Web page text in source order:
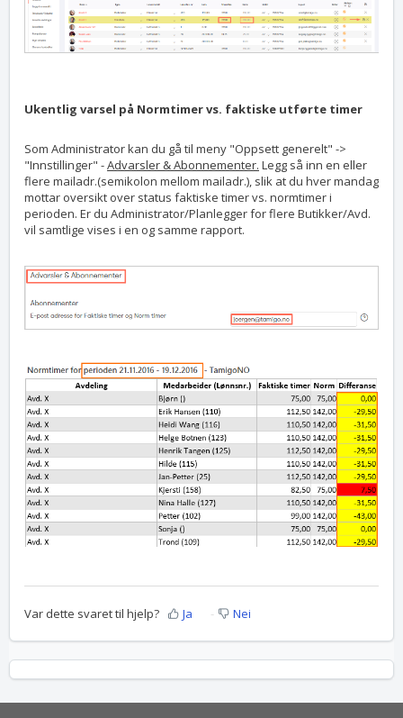
Ukentlig varsel på Normtimer vs. faktiske utførte timer
Som Administrator kan du gå til meny "Oppsett generelt" ->
"Innstillinger" -Advarsler & Abonnementer. Legg så inn en eller
flere mailadr.(semikolon mellom mailadr.), slik at du hver mandag
mottar oversikt over status faktiske timer vs. normtimer i
perioden. Er du Administrator/Planlegger for flere Butikker/Avd.
vil samtlige vises i en og samme rapport.
Var dette svaret til hjelp? Ja Nei